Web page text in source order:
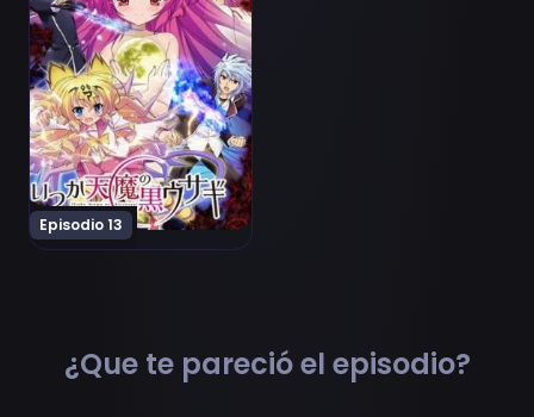
Episodio 13
¿Que te pareció el episodio?